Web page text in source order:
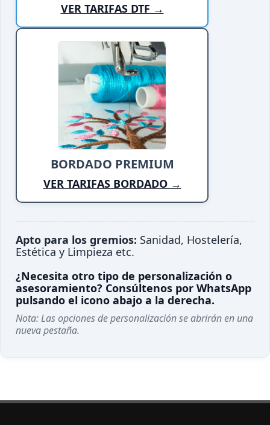
VER TARIFAS DTF →
BORDADO PREMIUM
VER TARIFAS BORDADO →
Apto para los gremios: Sanidad, Hostelería,
Estética y Limpieza etc.
¿Necesita otro tipo de personalización o
asesoramiento? Consúltenos por WhatsApp
pulsando el icono abajo a la derecha.
Nota: Las opciones de personalización se abrirán en una
nueva pestaña.